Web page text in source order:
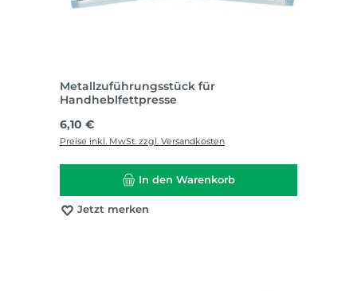
Metallzuführungsstück für
Handheblfettpresse
Regulärer Preis:
6,10 €
Preise inkl. MwSt. zzgl. Versandkosten
In den Warenkorb
Jetzt merken